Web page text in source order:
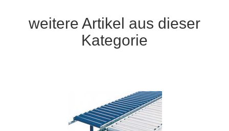
weitere Artikel aus dieser
Kategorie